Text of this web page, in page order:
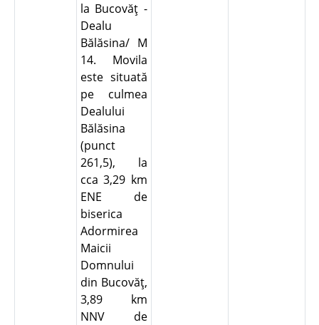
la Bucovăţ -
Dealu
Bălăsina/ M
14. Movila
este situată
pe culmea
Dealului
Bălăsina
(punct
261,5), la
cca 3,29 km
ENE de
biserica
Adormirea
Maicii
Domnului
din Bucovăţ,
3,89 km
NNV de